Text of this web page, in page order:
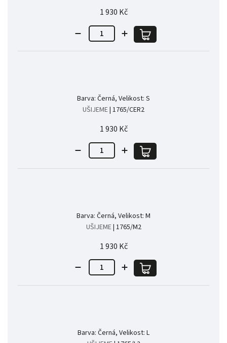
1 930 Kč
Barva: Černá, Velikost: S
UŠIJEME| 1765/CER2
1 930 Kč
Barva: Černá, Velikost: M
UŠIJEME| 1765/M2
1 930 Kč
Barva: Černá, Velikost: L